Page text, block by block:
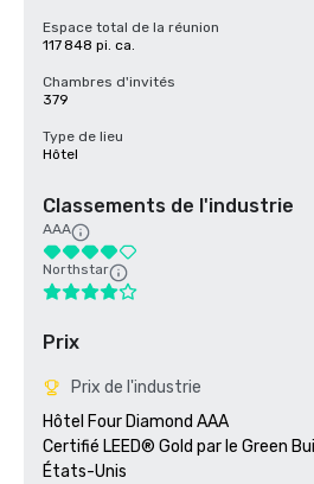
Espace total de la réunion
117 848 pi. ca.
Chambres d'invités
379
Type de lieu
Hôtel
Classements de l'industrie
AAA
Northstar
Prix
Prix de l'industrie
Hôtel Four Diamond AAA
Certifié LEED® Gold par le Green
États-Unis